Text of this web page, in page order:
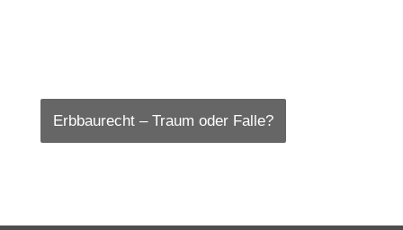
Erbbaurecht – Traum oder Falle?
Rohstoffe – Hüter & Weiser
Kapitalpuffer-Abschaffung: Was ändert
sich?
Kryptowährungen – Digitale Assets
Immobilienverkauf: Überpreisung kostet
9-Euro-Ticket: Ziel erreicht?
Bitcoin – Anstieg : Wie stabil ?